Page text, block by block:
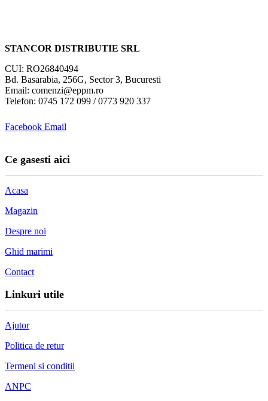
STANCOR DISTRIBUTIE SRL
CUI: RO26840494
Bd. Basarabia, 256G, Sector 3, Bucuresti
Email: comenzi@eppm.ro
Telefon: 0745 172 099 / 0773 920 337
Facebook Email
Ce gasesti aici
Acasa
Magazin
Despre noi
Ghid marimi
Contact
Linkuri utile
Ajutor
Politica de retur
Termeni si conditii
ANPC